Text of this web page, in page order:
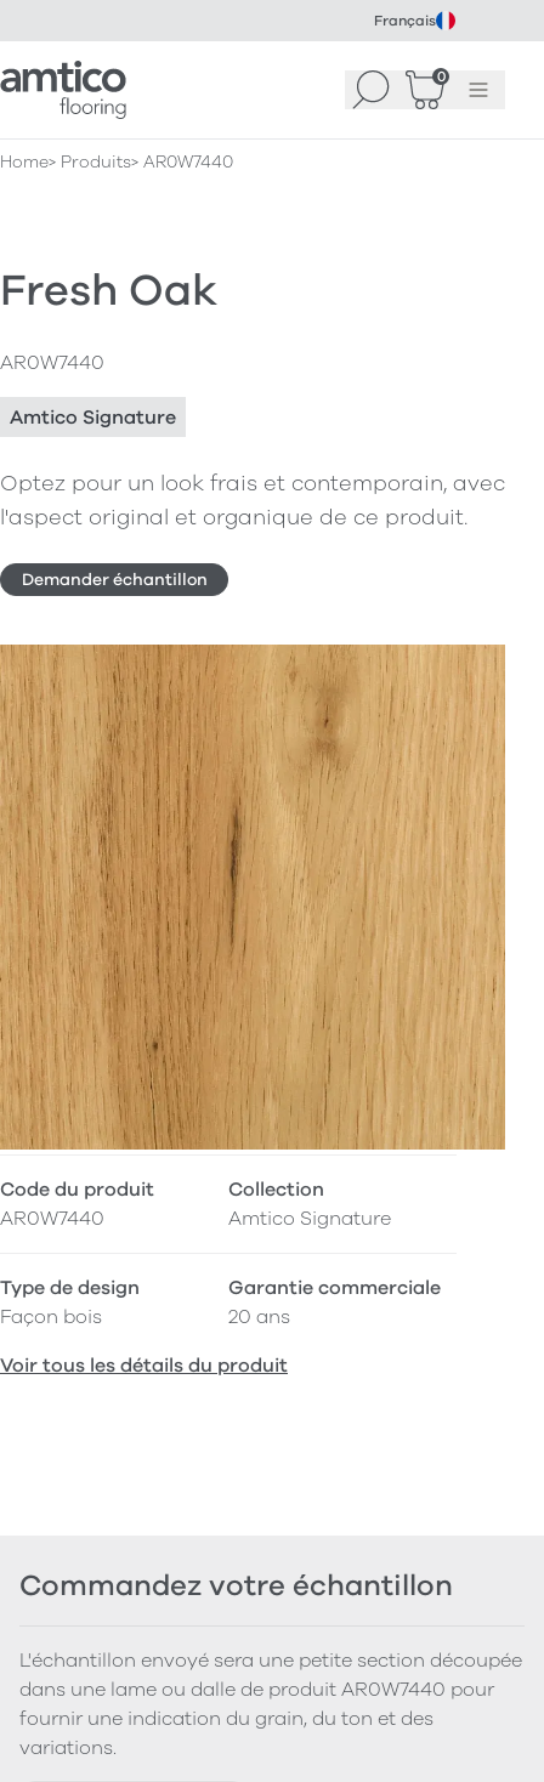
Français
Amtico Flooring Recherche
0
Panier(0)
Menu
Home Produits AR0W7440
Fresh Oak
AR0W7440
Amtico Signature
Optez pour un look frais et contemporain, avec
l'aspect original et organique de ce produit.
Demander échantillon
Code du produit
AR0W7440
Collection
Amtico Signature
Type de design
Façon bois
Garantie commerciale
20 ans
Voir tous les détails du produit
Commandez votre échantillon
L'échantillon envoyé sera une petite section découpée
dans une lame ou dalle de produit AR0W7440 pour
fournir une indication du grain, du ton et des
variations.